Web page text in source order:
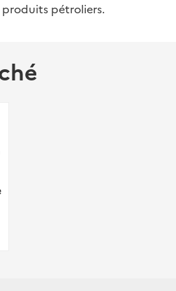
produits pétroliers.